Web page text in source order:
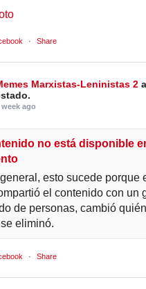
· Share
Marxistas-Leninistas 2
week ago
no está disponible
esto sucede porque
el contenido con un
de personas, cambió
eliminó.
· Share